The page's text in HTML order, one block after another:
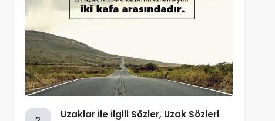
Uzaklar İle İlgili Sözler, Uzak Sözleri